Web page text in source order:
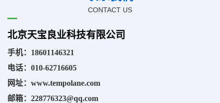
太阳能路灯安装距离多少米主要是看路灯的高度和功率，可以采用
以下三种布灯方式：单侧布灯方式、两侧交叉布灯方式、两侧对称
酌情布灯。太阳能路灯厂家北京天宝良业照明建议对于路面宽度不
CONTACT US
北京天宝良业科技有限公司
手机： 18601146321
电话：010-62716605
网址： www.tempolane.com
邮箱：228776323@qq.com